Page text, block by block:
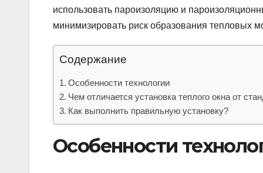
использовать пароизоляцию и
минимизировать риск образования тепловых
Содержание
Особенности технологии
Чем отличается установка теплого окна от
Как выполнить правильную установку?
Особенности